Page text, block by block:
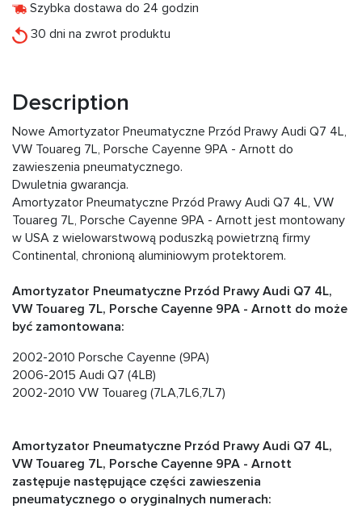
Szybka dostawa do 24 godzin
30 dni na zwrot produktu
Description
Nowe Amortyzator Pneumatyczne Przód Prawy Audi Q7 4L,
VW Touareg 7L, Porsche Cayenne 9PA - Arnott do
zawieszenia pneumatycznego.
Dwuletnia gwarancja.
Amortyzator Pneumatyczne Przód Prawy Audi Q7 4L, VW
Touareg 7L, Porsche Cayenne 9PA - Arnott jest montowany
w USA z wielowarstwową poduszką powietrzną firmy
Continental, chronioną aluminiowym protektorem.
Amortyzator Pneumatyczne Przód Prawy Audi Q7 4L,
VW Touareg 7L, Porsche Cayenne 9PA - Arnott do może
być zamontowana:
2002-2010 Porsche Cayenne (9PA)
2006-2015 Audi Q7 (4LB)
2002-2010 VW Touareg (7LA,7L6,7L7)
Amortyzator Pneumatyczne Przód Prawy Audi Q7 4L,
VW Touareg 7L, Porsche Cayenne 9PA - Arnott
zastępuje następujące części zawieszenia
pneumatycznego o oryginalnych numerach: